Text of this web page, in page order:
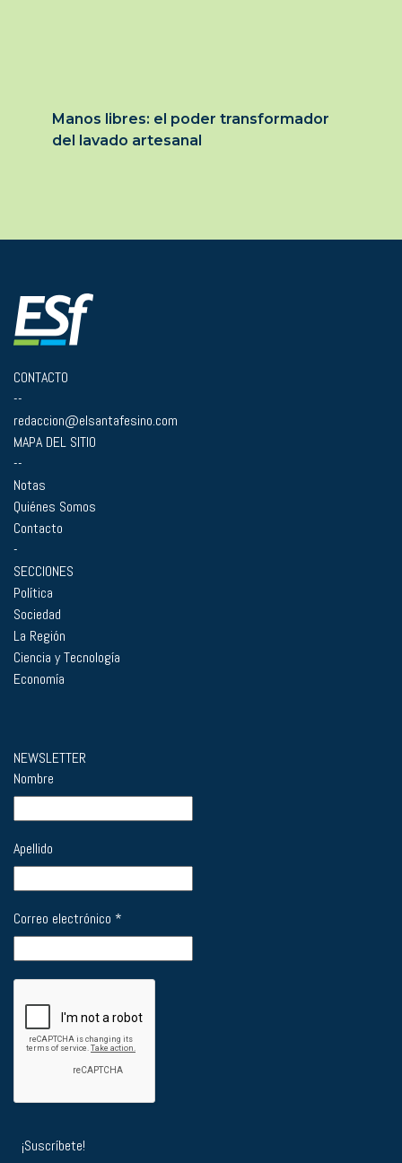
Manos libres: el poder transformador
del lavado artesanal
CONTACTO
--
redaccion@elsantafesino.com
MAPA DEL SITIO
--
Notas
Quiénes Somos
Contacto
-
SECCIONES
Política
Sociedad
La Región
Ciencia y Tecnología
Economía
NEWSLETTER
Nombre
Apellido
Correo electrónico *